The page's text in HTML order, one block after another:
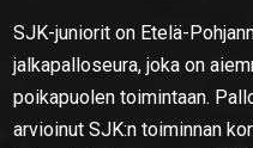
SJK-juniorit on Etelä-
jalkapalloseura, joka on
poikapuolen toimintaan.
arvioinut SJK:n toiminnan